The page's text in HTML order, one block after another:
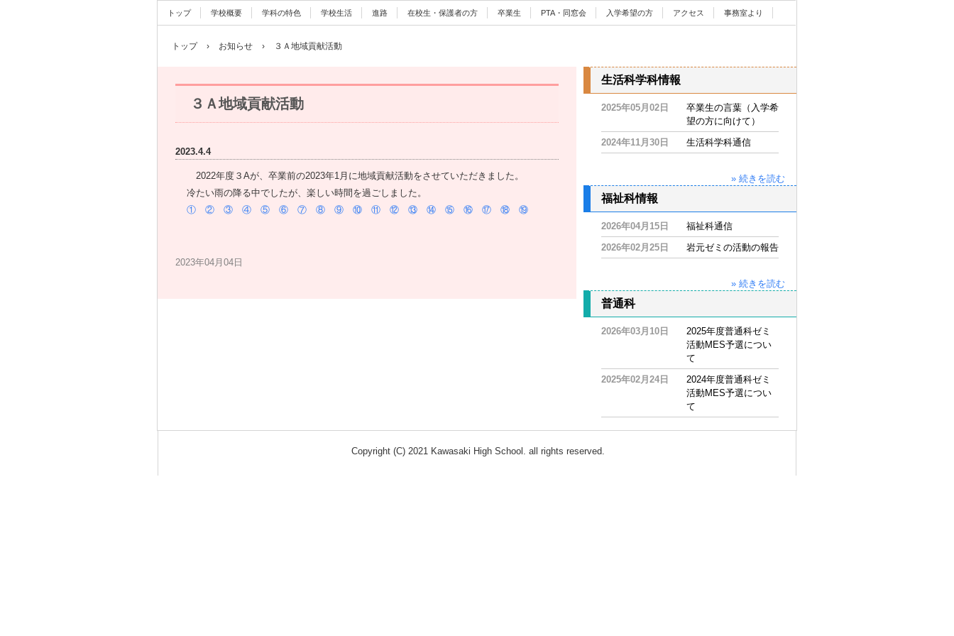
トップ 学校概要 学科の特色 学校生活 進路 在校生・保護者の方 卒業生 PTA・同窓会 入学希望の方 アクセス 事務室より
トップ › お知らせ › ３Ａ地域貢献活動
３Ａ地域貢献活動
2023.4.4
2022年度３Aが、卒業前の2023年1月に地域貢献活動をさせていただきました。
冷たい雨の降る中でしたが、楽しい時間を過ごしました。
①
② ③ ④ ⑤ ⑥ ⑦ ⑧ ⑨ ⑩ ⑪ ⑫ ⑬ ⑭ ⑮ ⑯ ⑰ ⑱ ⑲
2023年04月04日
生活科学科情報
2025年05月02日
卒業生の言葉（入学希
望の方に向けて）
2024年11月30日
生活科学科通信
» 続きを読む
福祉科情報
2026年04月15日
福祉科通信
2026年02月25日
岩元ゼミの活動の報告
» 続きを読む
普通科
2026年03月10日
2025年度普通科ゼミ
活動MES予選につい
て
2025年02月24日
2024年度普通科ゼミ
活動MES予選につい
て
Copyright (C) 2021 Kawasaki High School. all rights reserved.